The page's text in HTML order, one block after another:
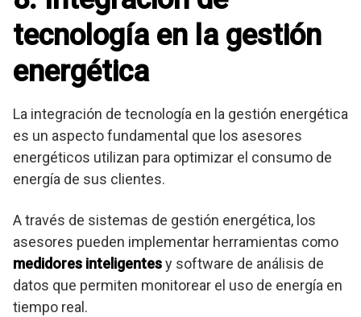
tecnología en la gestión
energética
La integración de tecnología en la gestión energética
es un aspecto fundamental que los asesores
energéticos utilizan para optimizar el consumo de
energía de sus clientes.
A través de sistemas de gestión energética, los
asesores pueden implementar herramientas como
medidores inteligentesy software de análisis de
datos que permiten monitorear el uso de energía en
tiempo real.